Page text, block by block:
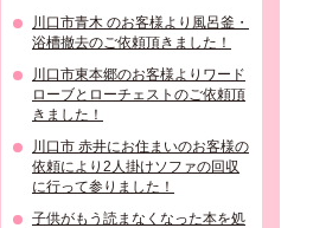
川口市青木 のお客様より風呂釜・
浴槽撤去のご依頼頂きました！
川口市東本郷のお客様よりワード
ローブとローチェストのご依頼頂
きました！
川口市 赤井にお住まいのお客様の
依頼により2人掛けソファの回収
に行って参りました！
子供がもう読まなくなった本を処